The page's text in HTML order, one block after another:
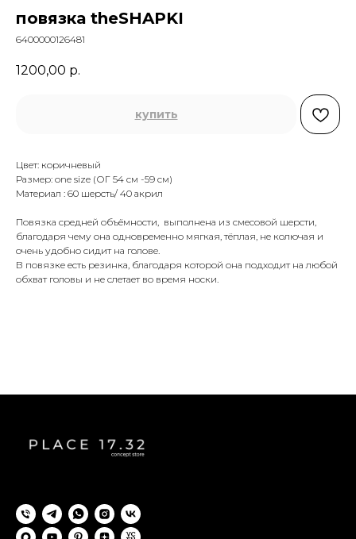
повязка theSHAPKI
6400000126481
1200,00 р.
купить
Цвет: коричневый
Размер: one size (ОГ 54 см -59 см)
Материал : 60 шерсть/ 40 акрил
Повязка средней объёмности, выполнена из смесовой шерсти,
благодаря чему она одновременно мягкая, тёплая, не колючая и
очень удобно сидит на голове.
В повязке есть резинка, благодаря которой она подходит на любой
обхват головы и не слетает во время носки.